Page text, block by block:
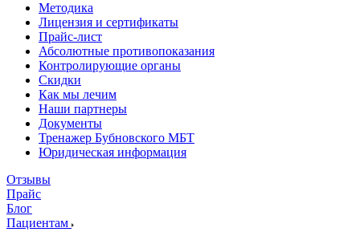
Методика
Лицензия и сертификаты
Прайс-лист
Абсолютные противопоказания
Контролирующие органы
Скидки
Как мы лечим
Наши партнеры
Документы
Тренажер Бубновского МБТ
Юридическая информация
Отзывы
Прайс
Блог
Пациентам